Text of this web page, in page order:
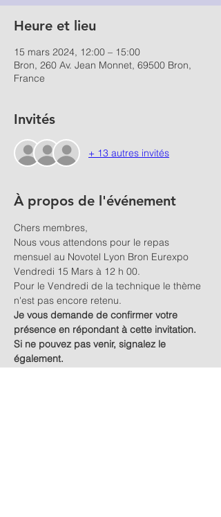
Heure et lieu
15 mars 2024, 12:00 – 15:00
Bron, 260 Av. Jean Monnet, 69500 Bron,
France
Invités
+ 13 autres invités
À propos de l'événement
Chers membres,
Nous vous attendons pour le repas
mensuel au Novotel Lyon Bron Eurexpo
Vendredi 15 Mars à 12 h 00.
Pour le Vendredi de la technique le thème
n'est pas encore retenu.
Je vous demande de confirmer votre
présence en répondant à cette invitation.
Si ne pouvez pas venir, signalez le
également.